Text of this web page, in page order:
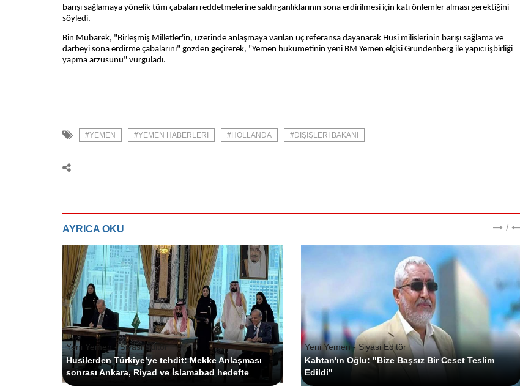
barışı sağlamaya yönelik tüm çabaları reddetmelerine saldırganlıklarının sona erdirilmesi için katı önlemler alması gerektiğini
söyledi.
Bin Mübarek, "Birleşmiş Milletler'in, üzerinde anlaşmaya varılan üç referansa dayanarak Husi milislerinin barışı sağlama ve
darbeyi sona erdirme çabalarını" gözden geçirerek, "Yemen hükümetinin yeni BM Yemen elçisi Grundenberg ile yapıcı işbirliği
yapma arzusunu" vurguladı.
#YEMEN #YEMEN HABERLERI #HOLLANDA #DIŞIŞLERI BAKANI
AYRICA OKU /
Yeni Yemen - Siyasi Editör
Husilerden Türkiye’ye tehdit: Mekke Anlaşması
sonrası Ankara, Riyad ve İslamabad hedefte
Yeni Yemen - Siyasi Editör
Kahtan'ın Oğlu: "Bize Başsız Bir Ceset Teslim
Edildi"